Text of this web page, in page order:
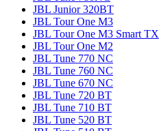
JBL Junior 320BT
JBL Tour One M3
JBL Tour One M3 Smart TX
JBL Tour One M2
JBL Tune 770 NC
JBL Tune 760 NC
JBL Tune 670 NC
JBL Tune 720 BT
JBL Tune 710 BT
JBL Tune 520 BT